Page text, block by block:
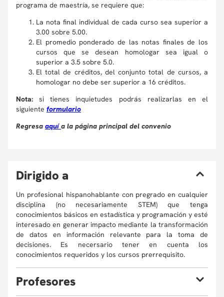
programa de maestría, se requiere que:
La nota final individual de cada curso sea superior a
3.00 sobre 5.00.
El promedio ponderado de las notas finales de los
cursos que se desean homologar sea igual o
superior a 3.5 sobre 5.0.
El total de créditos, del conjunto total de cursos, a
homologar no debe ser superior a 16 créditos.
Nota:si tienes inquietudes podrás realizarlas en el
siguiente formulario
Regresa aquía la página principal del convenio
Dirigido a
Un profesional hispanohablante con pregrado en cualquier
disciplina (no necesariamente STEM) que tenga
conocimientos básicos en estadística y programación y esté
interesado en generar impacto mediante la transformación
de datos en información relevante para la toma de
decisiones. Es necersario tener en cuenta los
conocimientos requeridos y los cursos prerrequisito.
Profesores